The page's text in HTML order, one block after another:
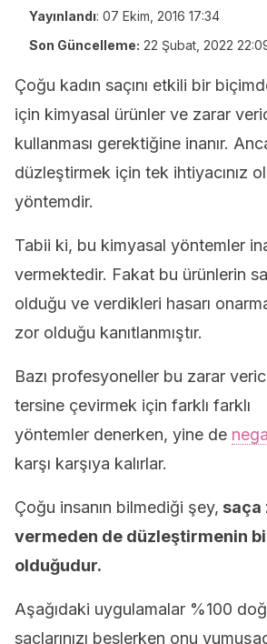
Yayınlandı: 07 Ekim, 2016 17:34
Son Güncelleme: 22 Şubat, 2022
Çoğu kadın saçını etkili bir
için kimyasal ürünler ve zarar
kullanması gerektiğine inanır.
düzleştirmek için tek ihtiyacınız
yöntemdir.
Tabii ki, bu kimyasal yöntemler
vermektedir. Fakat bu ürünlerin
olduğu ve verdikleri hasarı
zor olduğu kanıtlanmıştır.
Bazı profesyoneller bu zarar
tersine çevirmek için farklı farklı
yöntemler denerken, yine de
karşı karşıya kalırlar.
Çoğu insanın bilmediği şey, saça
vermeden de düzleştirmenin
olduğudur.
Aşağıdaki uygulamalar %100
saçlarınızı beslerken onu